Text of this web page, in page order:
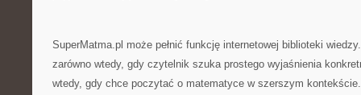
SuperMatma.pl może pełnić funkcję internetowej biblioteki
zarówno wtedy, gdy czytelnik szuka prostego wyjaśnienia
wtedy, gdy chce poczytać o matematyce w szerszym